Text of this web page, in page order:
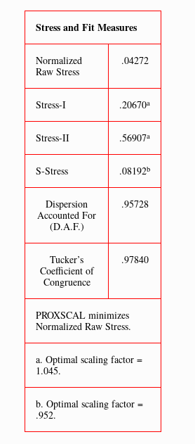
Stress and Fit Measures
Normalized
Raw Stress
.04272
Stress-I .20670a
Stress-II .56907a
S-Stress .08192b
Dispersion
Accounted For
(D.A.F.)
.95728
Tucker’s
Coefficient of
Congruence
.97840
PROXSCAL minimizes
Normalized Raw Stress.
a. Optimal scaling factor =
1.045.
b. Optimal scaling factor =
.952.